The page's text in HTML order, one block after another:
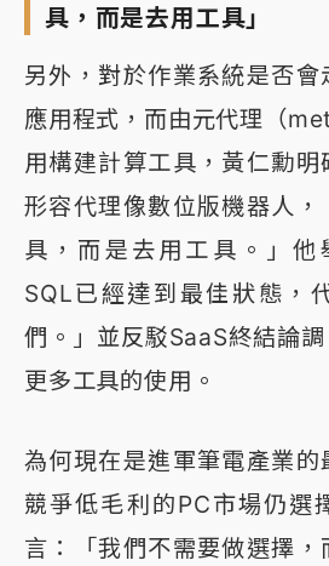
具，而是去用工具」
另外，對於作業系統是否
應用程式，而由元代理（
用構建計算工具，黃仁勳
形容代理像數位版機器人
具，而是去用工具。」他
SQL已經達到最佳狀態，
們。」並反駁SaaS終結論
更多工具的使用。
為何現在是進軍筆電產業的
競爭低毛利的PC市場仍選
言：「我們不需要做選擇，